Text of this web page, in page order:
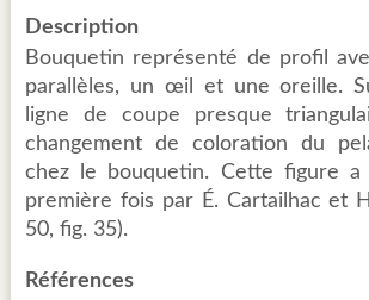
Description
Bouquetin représenté de profil
parallèles, un œil et une oreille.
ligne de coupe presque
changement de coloration du
chez le bouquetin. Cette figure
première fois par É. Cartailhac et
50, fig. 35).
Références